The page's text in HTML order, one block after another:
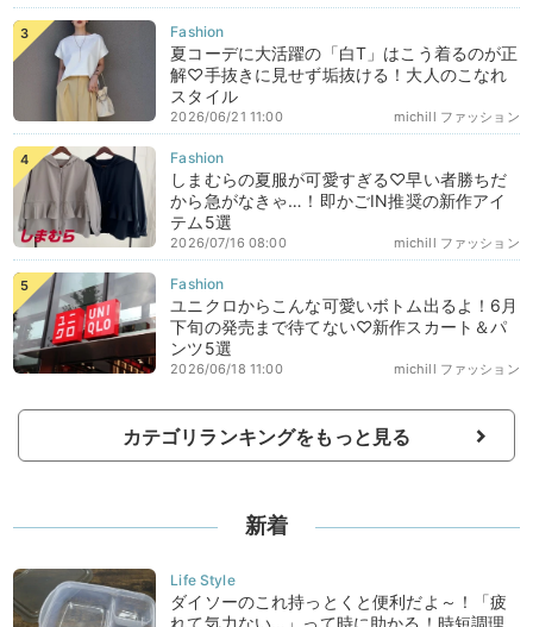
夏コーデに大活躍の「白T」はこう着るのが正
解♡手抜きに見せず垢抜ける！大人のこなれ
スタイル
michill ファッション
2026/06/21 11:00
しまむらの夏服が可愛すぎる♡早い者勝ちだ
から急がなきゃ…！即かごIN推奨の新作アイ
テム5選
michill ファッション
2026/07/16 08:00
ユニクロからこんな可愛いボトム出るよ！6月
下旬の発売まで待てない♡新作スカート＆パ
ンツ5選
michill ファッション
2026/06/18 11:00
カテゴリランキングをもっと見る
新着
ダイソーのこれ持っとくと便利だよ～！「疲
れて気力ない…」って時に助かる！時短調理